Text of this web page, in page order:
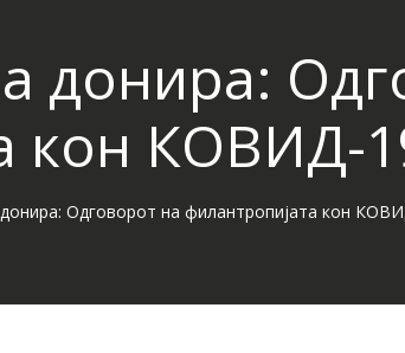
донира:
кон КОВИД-
Одговорот на филантропијата кон